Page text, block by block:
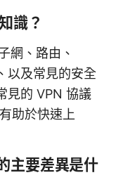
識？
網、路由、
以及常見的安全
見的 VPN 協議
助於快速上
主要差異是什